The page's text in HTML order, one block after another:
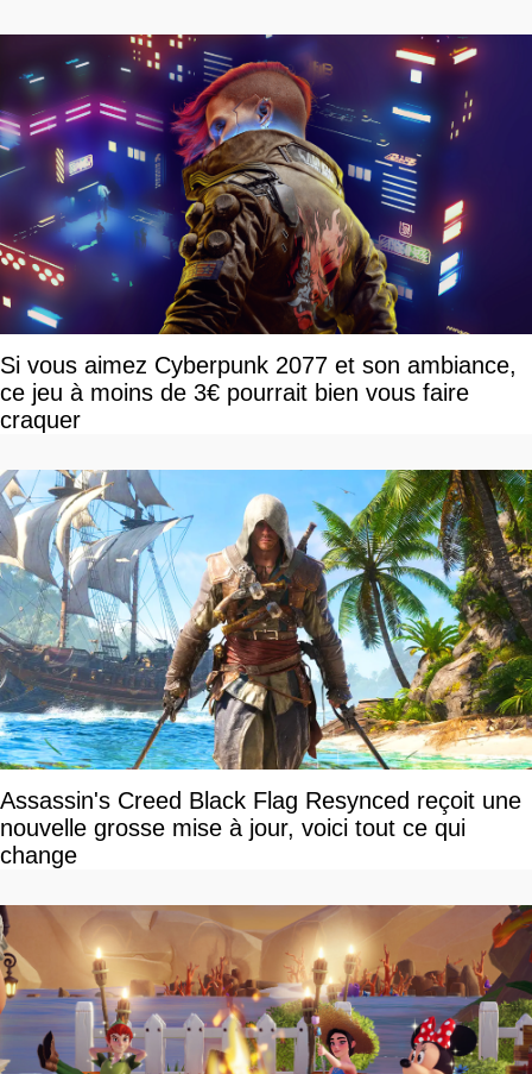
Si vous aimez Cyberpunk 2077 et son ambiance,
ce jeu à moins de 3€ pourrait bien vous faire
craquer
Assassin's Creed Black Flag Resynced reçoit une
nouvelle grosse mise à jour, voici tout ce qui
change